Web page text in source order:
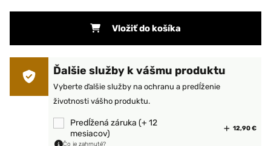
Vložiť do košíka
Ďalšie služby k vášmu produktu
Vyberte ďalšie služby na ochranu a predĺženie
životnosti vášho produktu.
Predĺžená záruka (+ 12
mesiacov)
12,90 €
Čo je zahrnuté?